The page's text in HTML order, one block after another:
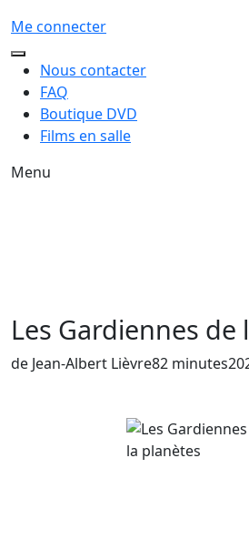
Me connecter
Nous contacter
FAQ
Boutique DVD
Films en salle
Menu
Les Gardiennes de
de Jean-Albert Lièvre82 minutes